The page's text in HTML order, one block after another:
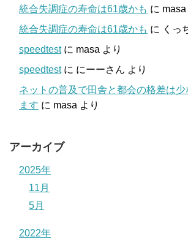
統合失調症の寿命は61歳かも に masa
統合失調症の寿命は61歳かも に くっ
speedtestに masa より
speedtestに にーーさん より
ネットの普及で田舎と都会の格差は
ます に masa より
アーカイブ
2025年
11月
5月
2022年